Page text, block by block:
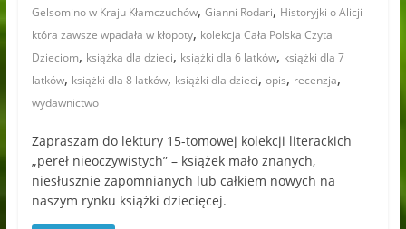
Gelsomino w Kraju Kłamczuchów, Gianni Rodari, Historyjki o Alicji
która zawsze wpadała w kłopoty, kolekcja Cała Polska Czyta
Dzieciom, książka dla dzieci, książki dla 6 latków, książki dla 7
latków, książki dla 8 latków, książki dla dzieci, opis, recenzja,
wydawnictwo
Zapraszam do lektury 15-tomowej kolekcji literackich
„pereł nieoczywistych” – książek mało znanych,
niesłusznie zapomnianych lub całkiem nowych na
naszym rynku książki dziecięcej.